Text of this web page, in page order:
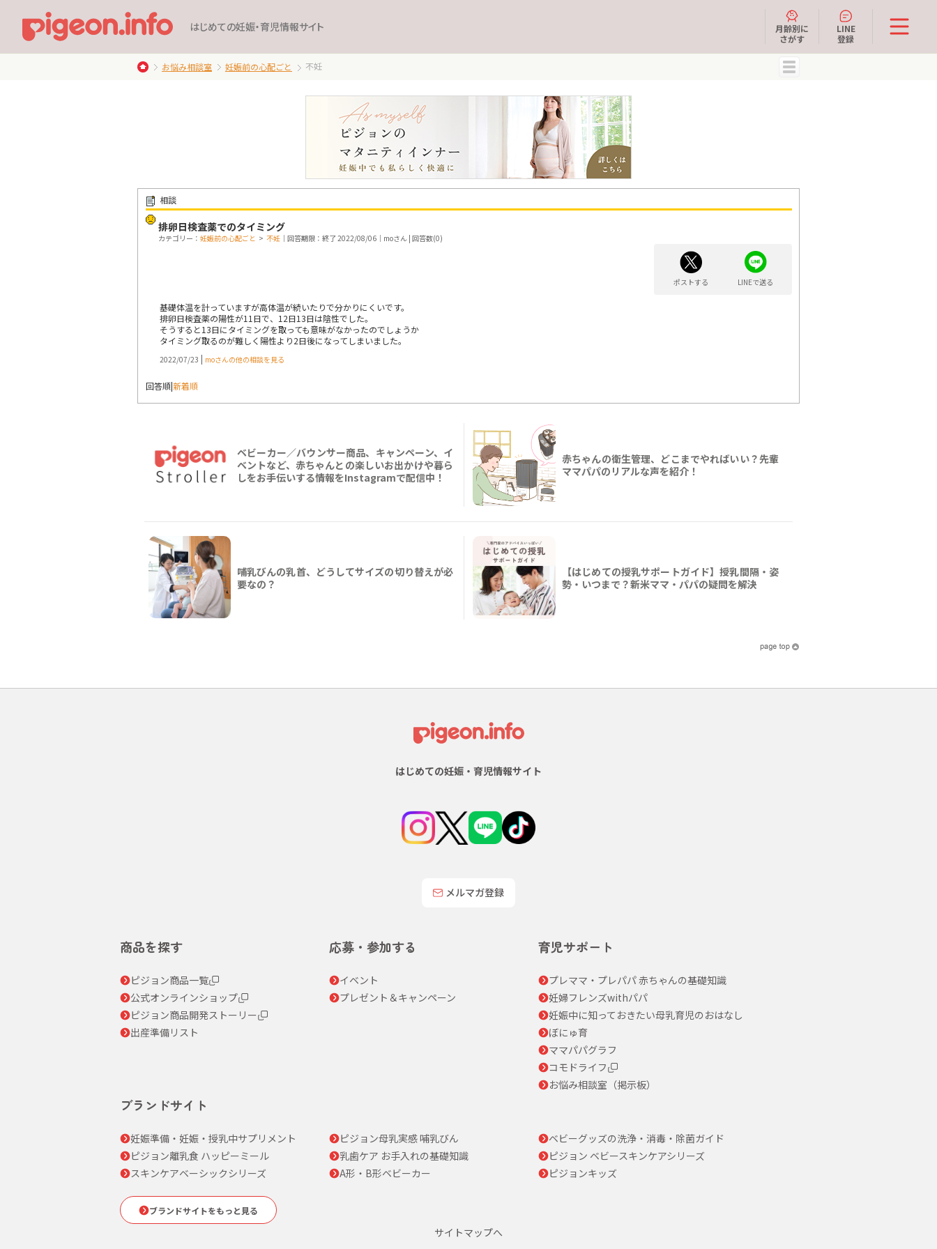
はじめての妊娠・育児情報サイト
月齢別に
さがす
LINE
登録
お悩み相談室 妊娠前の心配ごと 不妊
相談
排卵日検査薬でのタイミング
カテゴリー： 妊娠前の心配ごと > 不妊 ｜回答期限：終了 2022/08/06｜moさん | 回答数(0)
ポストする LINEで送る
基礎体温を計っていますが高体温が続いたりで分かりにくいです。
排卵日検査薬の陽性が11日で、12日13日は陰性でした。
そうすると13日にタイミングを取っても意味がなかったのでしょうか
タイミング取るのが難しく陽性より2日後になってしまいました。
2022/07/23 | moさんの他の相談を見る
回答順|新着順
ベビーカー／バウンサー商品、キャンペーン、イ
ベントなど、赤ちゃんとの楽しいお出かけや暮ら
しをお手伝いする情報をInstagramで配信中！
赤ちゃんの衛生管理、どこまでやればいい？先輩
ママパパのリアルな声を紹介！
哺乳びんの乳首、どうしてサイズの切り替えが必
要なの？
【はじめての授乳サポートガイド】授乳間隔・姿
勢・いつまで？新米ママ・パパの疑問を解決
はじめての妊娠・育児情報サイト
メルマガ登録
商品を探す
ピジョン商品一覧
公式オンラインショップ
ピジョン商品開発ストーリー
出産準備リスト
応募・参加する
イベント
プレゼント＆キャンペーン
育児サポート
プレママ・プレパパ 赤ちゃんの基礎知識
妊婦フレンズwithパパ
妊娠中に知っておきたい母乳育児のおはなし
ぼにゅ育
ママパパグラフ
コモドライフ
お悩み相談室（掲示板）
ブランドサイト
妊娠準備・妊娠・授乳中サプリメント ピジョン母乳実感 哺乳びん
ベビーグッズの洗浄・消毒・除菌ガイド
ピジョン離乳食 ハッピーミール
乳歯ケア お手入れの基礎知識
ピジョン ベビースキンケアシリーズ
スキンケアベーシックシリーズ
A形・B形ベビーカー ピジョンキッズ
ブランドサイトをもっと見る
サイトマップへ